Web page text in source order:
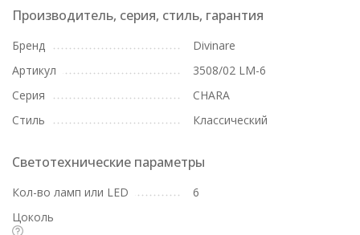
Производитель, серия, стиль, гарантия
Бренд
Divinare
Артикул
3508/02 LM-6
Серия
CHARA
Стиль
Классический
Светотехнические параметры
Кол-во ламп или LED
6
Цоколь